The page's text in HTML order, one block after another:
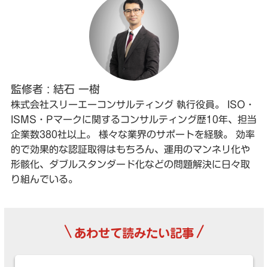
監修者 : 結石 一樹
株式会社スリーエーコンサルティング 執行役員。 ISO・
ISMS・Pマークに関するコンサルティング歴10年、担当
企業数380社以上。 様々な業界のサポートを経験。 効率
的で効果的な認証取得はもちろん、運用のマンネリ化や
形骸化、ダブルスタンダード化などの問題解決に日々取
り組んでいる。
\ あわせて読みたい記事 /